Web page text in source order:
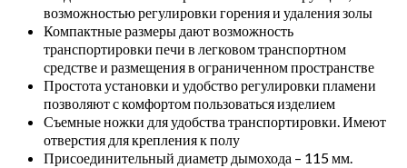
возможностью регулировки горения и удаления золы
Компактные размеры дают возможность
транспортировки печи в легковом транспортном
средстве и размещения в ограниченном пространстве
Простота установки и удобство регулировки пламени
позволяют с комфортом пользоваться изделием
Съемные ножки для удобства транспортировки. Имеют
отверстия для крепления к полу
Присоединительный диаметр дымохода – 115 мм.